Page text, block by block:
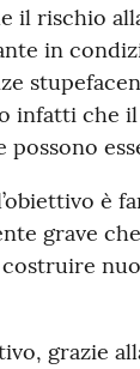
il rischio
in
infatti che
possono
è
grave
grazie